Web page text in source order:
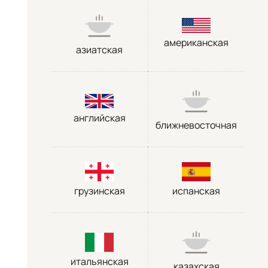
азиатская
американская
английская
ближневосточная
грузинская испанская
итальянская